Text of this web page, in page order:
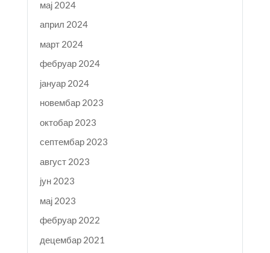
мај 2024
април 2024
март 2024
фебруар 2024
јануар 2024
новембар 2023
октобар 2023
септембар 2023
август 2023
јун 2023
мај 2023
фебруар 2022
децембар 2021